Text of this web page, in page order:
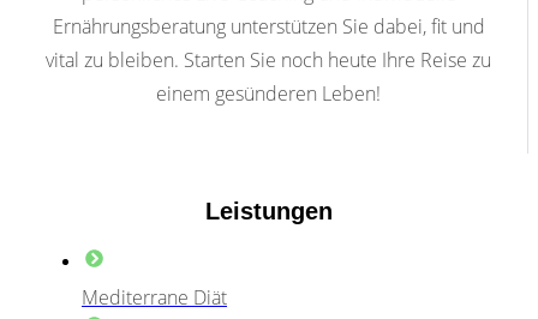
Ernährungsberatung unterstützen Sie dabei, fit und
vital zu bleiben. Starten Sie noch heute Ihre Reise zu
einem gesünderen Leben!
Leistungen
Mediterrane Diät